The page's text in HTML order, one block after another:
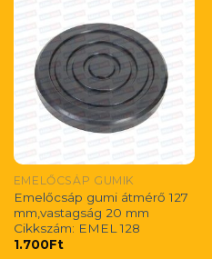
EMELŐCSÁP GUMIK
Emelőcsáp gumi átmérő 127
mm,vastagság 20 mm
Cikkszám: EMEL 128
1.700Ft